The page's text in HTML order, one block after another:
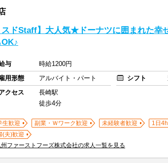
スドStaff】大人気★ドーナツに囲まれた幸
与
時給1200円
用形態
アルバイト・パート シフト
クセス
長崎駅
徒歩4分
生歓迎 副業・Ｗワーク歓迎 未経験者歓迎
1日
(夫)歓迎
ファーストフーズ株式会社の求人一覧を見る